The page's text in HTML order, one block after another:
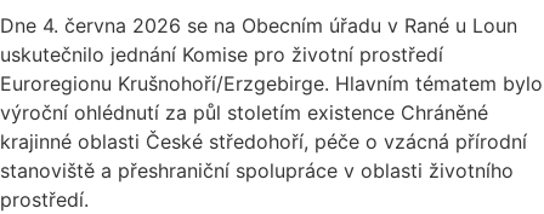
Dne 4. června 2026 se na Obecním úřadu v Rané u Loun
uskutečnilo jednání Komise pro životní prostředí
Euroregionu Krušnohoří/Erzgebirge. Hlavním tématem bylo
výroční ohlédnutí za půl stoletím existence Chráněné
krajinné oblasti České středohoří, péče o vzácná přírodní
stanoviště a přeshraniční spolupráce v oblasti životního
prostředí.